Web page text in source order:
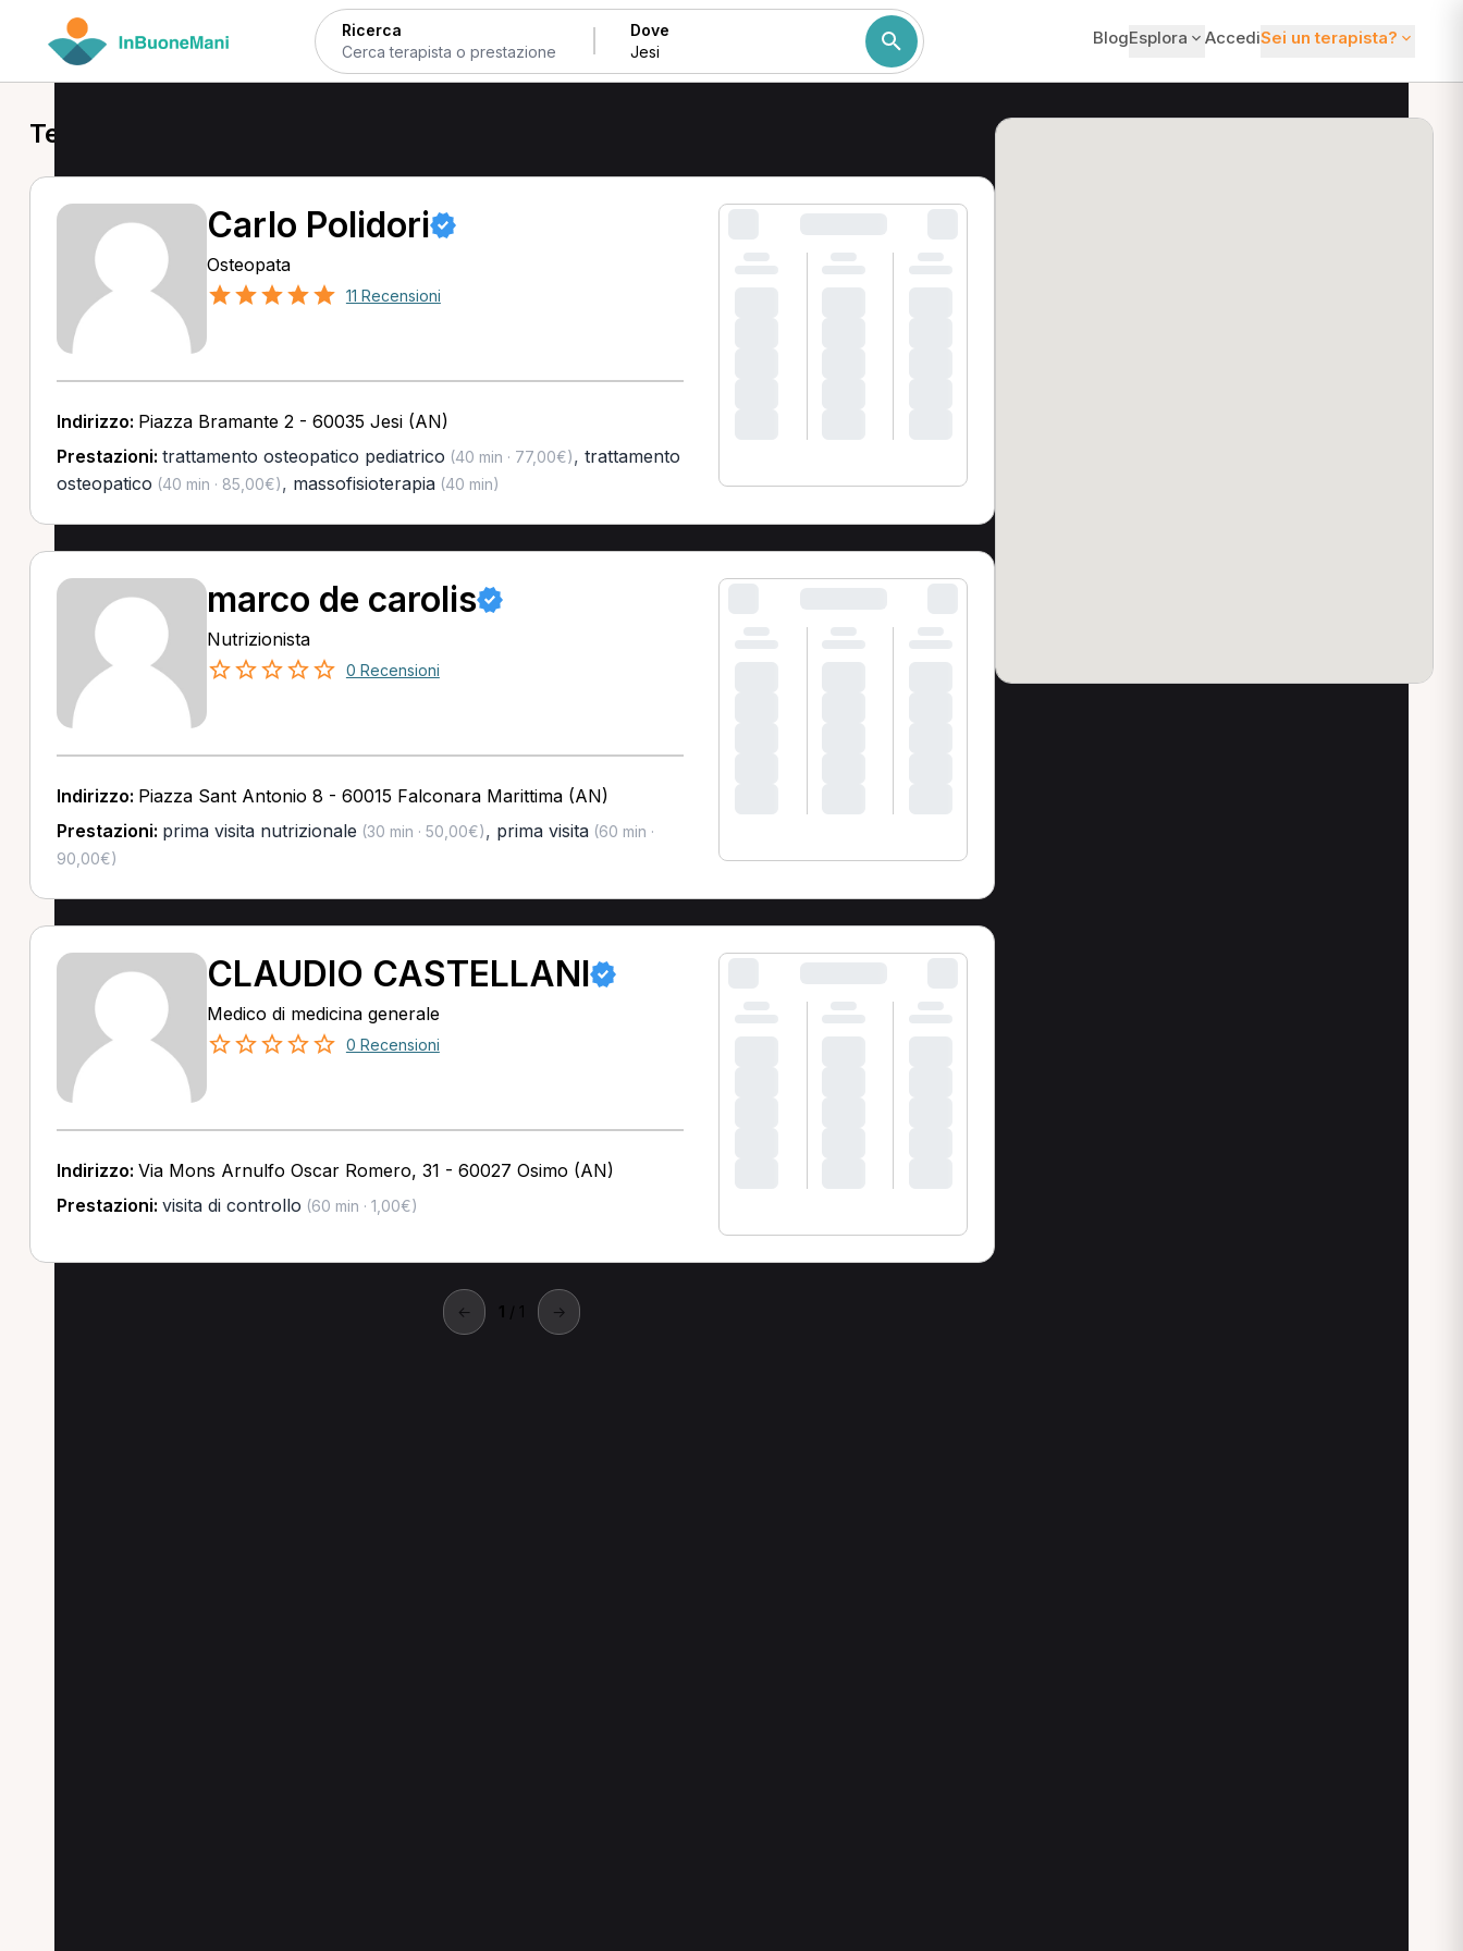
Ricerca Dove BlogEsplora AccediSei un terapista?
Terapisti a Jesi
Carlo Polidori
Osteopata
11 Recensioni
Indirizzo: Piazza Bramante 2 - 60035 Jesi (AN)
Prestazioni: trattamento osteopatico pediatrico (40 min · 77,00€), trattamento
osteopatico (40 min · 85,00€), massofisioterapia(40 min)
marco de carolis
Nutrizionista
0 Recensioni
Indirizzo: Piazza Sant Antonio 8 - 60015 Falconara Marittima (AN)
Prestazioni: prima visita nutrizionale (30 min · 50,00€), prima visita(60 min ·
90,00€)
CLAUDIO CASTELLANI
Medico di medicina generale
0 Recensioni
Indirizzo: Via Mons Arnulfo Oscar Romero, 31 - 60027 Osimo (AN)
Prestazioni: visita di controllo (60 min · 1,00€)
← 1 / 1 →